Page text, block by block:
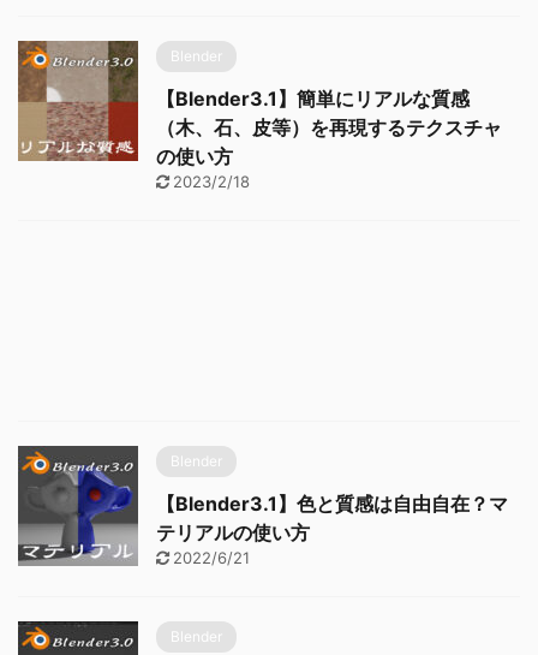
Blender
【Blender3.1】簡単にリアルな質感
（木、石、皮等）を再現するテクスチャ
の使い方
2023/2/18
Blender
【Blender3.1】色と質感は自由自在？マ
テリアルの使い方
2022/6/21
Blender